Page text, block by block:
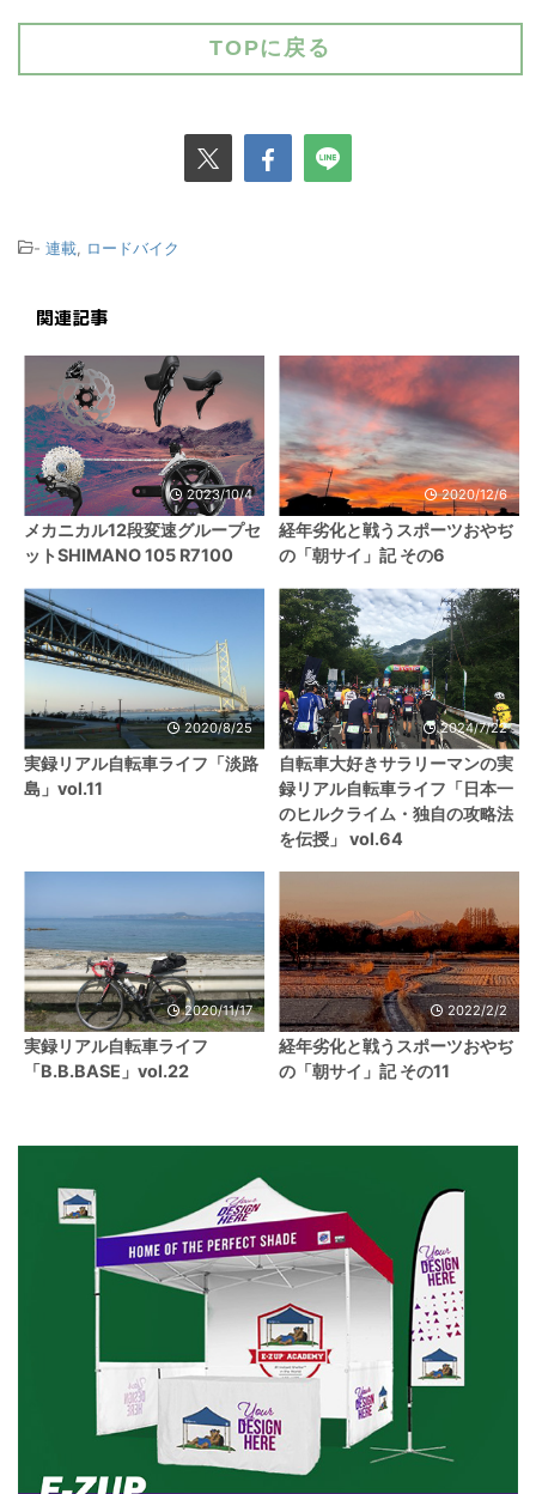
TOPに戻る
- 連載 ロードバイク
関連記事
2023/10/4
メカニカル12段変速グループセ
ットSHIMANO 105 R7100
2020/12/6
経年劣化と戦うスポーツおやぢ
の「朝サイ」記 その6
2020/8/25
実録リアル自転車ライフ「淡路
島」vol.11
2024/7/22
自転車大好きサラリーマンの実
録リアル自転車ライフ「日本一
のヒルクライム・独自の攻略法
を伝授」 vol.64
2020/11/17
実録リアル自転車ライフ
「B.B.BASE」vol.22
2022/2/2
経年劣化と戦うスポーツおやぢ
の「朝サイ」記 その11